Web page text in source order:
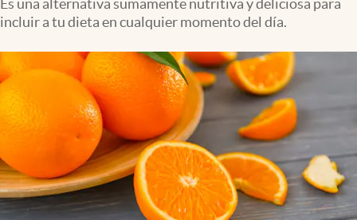
Clima
Espiritualidad
Mediakit
abre en nueva pestaña
México
Es una alternativa sumamente nutritiva y deliciosa para
incluir a tu dieta en cualquier momento del día.